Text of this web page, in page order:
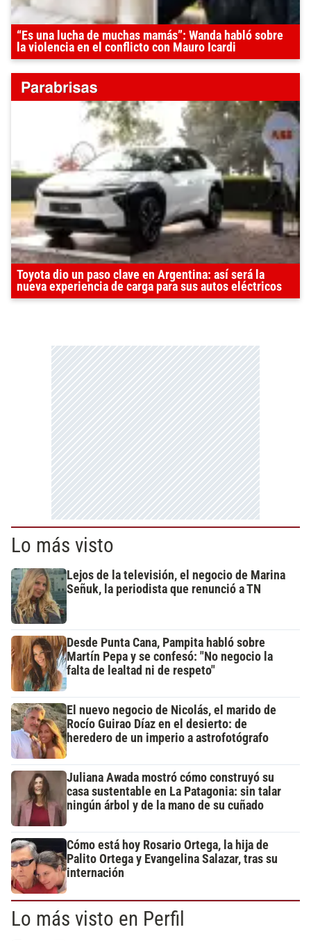
“Es una lucha de muchas mamás”: Wanda habló sobre
la violencia en el conflicto con Mauro Icardi
Toyota dio un paso clave en Argentina: así será la
nueva experiencia de carga para sus autos eléctricos
Lo más visto
Lejos de la televisión, el negocio de Marina
Señuk, la periodista que renunció a TN
Desde Punta Cana, Pampita habló sobre
Martín Pepa y se confesó: "No negocio la
falta de lealtad ni de respeto"
El nuevo negocio de Nicolás, el marido de
Rocío Guirao Díaz en el desierto: de
heredero de un imperio a astrofotógrafo
Juliana Awada mostró cómo construyó su
casa sustentable en La Patagonia: sin talar
ningún árbol y de la mano de su cuñado
Cómo está hoy Rosario Ortega, la hija de
Palito Ortega y Evangelina Salazar, tras su
internación
Lo más visto en Perfil